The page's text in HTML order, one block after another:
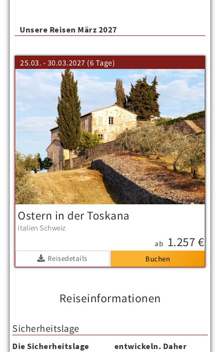
Unsere Reisen März 2027
25.03. - 30.03.2027 (6 Tage)
Ostern in der Toskana
Italien Schweiz
ab 1.257 €
Reisedetails
Reiseinformationen
Sicherheitslage
Die Sicherheitslage
entwickeln. Daher